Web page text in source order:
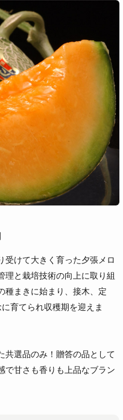
受けて大きく育った夕張メロ
理と栽培技術の向上に取り組
種まきに始まり、接木、定
育てられ収穫期を迎えま
共選品のみ！贈答の品として
で甘さも香りも上品なブラン